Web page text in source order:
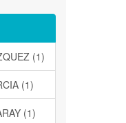
(1)
(1)
(1)